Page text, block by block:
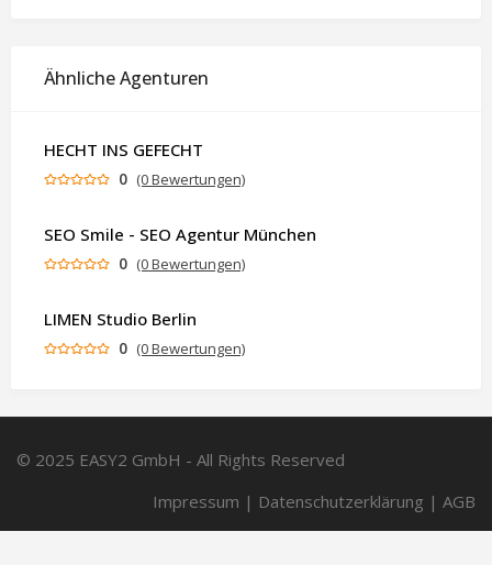
Ähnliche Agenturen
HECHT INS GEFECHT
0 (0 Bewertungen)
SEO Smile - SEO Agentur München
0 (0 Bewertungen)
LIMEN Studio Berlin
0 (0 Bewertungen)
© 2025 EASY2 GmbH - All Rights Reserved
Impressum | Datenschutzerklärung | AGB